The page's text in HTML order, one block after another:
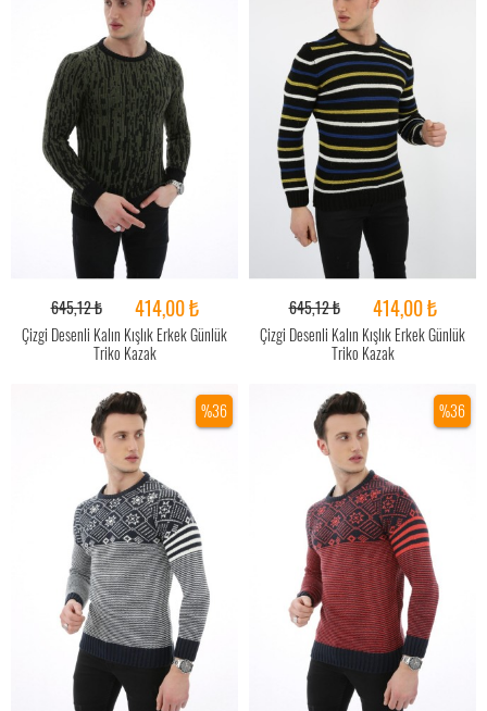
645,12 ₺ 414,00 ₺
Çizgi Desenli Kalın Kışlık Erkek Günlük
Triko Kazak
645,12 ₺ 414,00 ₺
Çizgi Desenli Kalın Kışlık Erkek Günlük
Triko Kazak
%36 %36